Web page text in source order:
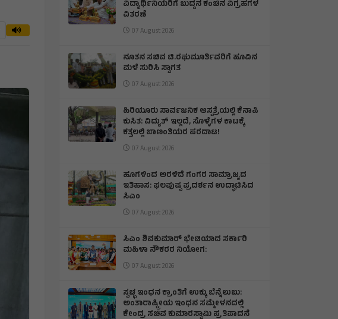
ವಿದ್ಯಾರ್ಥಿನಿಯರಿಗೆ ಬುದ್ದನ ಕಂಚಿನ ವಿಗ್ರಹಗಳ
ವಿತರಣೆ
07 August 2026
ನೂತನ ಸಚಿವ ಟಿ.ರಘುಮೂರ್ತಿವರಿಗೆ ಹೂವಿನ
ಮಳೆ ಸುರಿಸಿ ಸ್ವಾಗತ
07 August 2026
ಹಿರಿಯೂರು ಸಾರ್ವಜನಿಕ ಆಸ್ಪತ್ರೆಯಲ್ಲಿ ಕೆನಾಪಿ
ಕುಸಿತ: ವಿದ್ಯುತ್‌ ಇಲ್ಲದೆ, ಸೊಳ್ಳೆಗಳ ಕಾಟಕ್ಕೆ
ಕತ್ತಲಲ್ಲಿ ಬಾಣಂತಿಯರ ಪರದಾಟ!
07 August 2026
ಹೂಗಳಿಂದ ಅರಳಿದೆ ಗಂಗರ ಸಾಮ್ರಾಜ್ಯದ
ಇತಿಹಾಸ: ಫಲಪುಷ್ಪ ಪ್ರದರ್ಶನ ಉದ್ಘಾಟಿಸಿದ
ಸಿಎಂ
07 August 2026
ಸಿಎಂ ಶಿವಕುಮಾರ್‌ ಭೇಟಿಯಾದ ಸರ್ಕಾರಿ
ಮಹಿಳಾ ನೌಕರರ ನಿಯೋಗ:
07 August 2026
ಸ್ವಚ್ಛ ಇಂಧನ ಕ್ರಾಂತಿಗೆ ಉಕ್ಕು ಬೆನ್ನೆಲುಬು:
ಅಂತಾರಾಷ್ಟ್ರೀಯ ಇಂಧನ ಸಮ್ಮೇಳನದಲ್ಲಿ
ಕೇಂದ್ರ ಸಚಿವ ಕುಮಾರಸ್ವಾಮಿ ಪ್ರತಿಪಾದನೆ